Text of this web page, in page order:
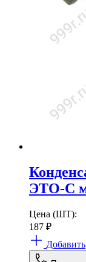
ЭТО-С
Цена (ШТ):
187 ₽
Добавить